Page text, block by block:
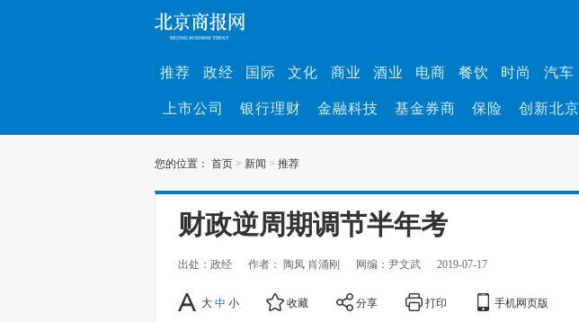
推荐 政经 国际 文化 商业 酒业 电商 餐饮 时尚 汽车
上市公司 银行理财 金融科技 基金券商 保险 创新北京
您的位置： 首页 > 新闻 > 推荐
财政逆周期调节半年考
出处：政经 作者： 陶凤 肖涌刚 网编：尹文武 2019-07-17
大 中 小 收藏 分享 打印 手机网页版